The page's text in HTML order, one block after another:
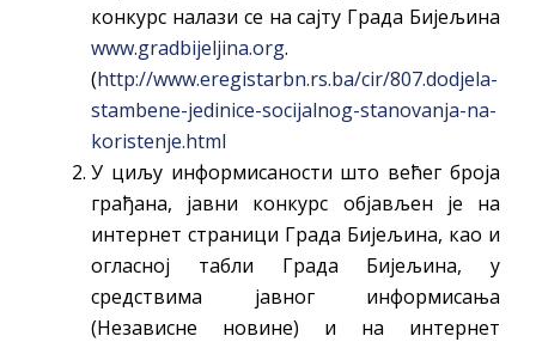
конкурс налази се на сајту Града Бијељина
www.gradbijeljina.org.
(http://www.eregistarbn.rs.ba/cir/807.dodjela-
stambene-jedinice-socijalnog-stanovanja-na-
koristenje.html
У циљу информисаности што већег броја
грађана, јавни конкурс објављен је на
интернет страници Града Бијељина, као и
огласној табли Града Бијељина, у
средствима јавног информисања
(Независне новине) и на интернет